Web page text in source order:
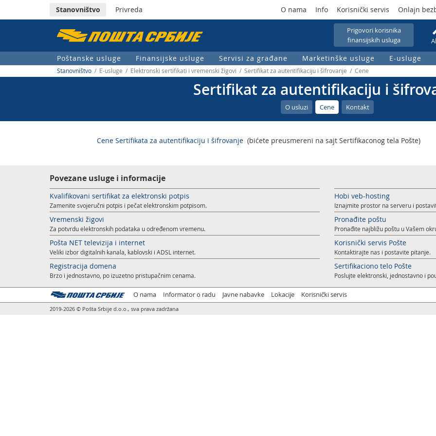
Пошта
Србије
д.о.о.
Stanovništvo Privreda
Prigovori korisnika
finansijskih usluga
O nama Info Korisnički servis Onlajn
Poštanske usluge Finansijske usluge Servisi za građane Marketinške usluge E-usluge
Stanovništvo / E-usluge / Elektronski sertifikati i vremenski žigovi / Sertifikat za autentifikaciju i šifrovanje / Cene
Sertifikat za autentifikaciju i
O usluzi Cene Kontakt
Cene Sertifikata za autentifikaciju i šifrovanje (bićete preusmereni na sajt Sertifikaconog tela Pošte)
Povezane usluge i informacije
Kvalifikovani sertifikat za elektronski potpis
Zamenite svojeručni potpis i pečat elektronskim potpisom.
Vremenski žigovi
Za potvrdu elektronskih podataka u određenom vremenu.
Pošta NET televizija i internet
Veliki izbor digitalnih kanala, kablovski i ADSL internet.
Registracija domena
Brzo i jednostavno, po izuzetno pristupačnim cenama.
Hobi veb-hosting
Iznajmite prostor na serveru i
Pronađite poštu
Pronađite najbližu poštu u Vašem
Korisnički servis Pošte
Kontaktirajte nas i postavite pitanje.
Sertifikaciono telo Pošte
Poslujte elektronski, jednostavno i
O nama Informator o radu Javne nabavke Lokacije Korisnički servis
2019-2026 © Pošta Srbije d.o.o., sva prava zadržana